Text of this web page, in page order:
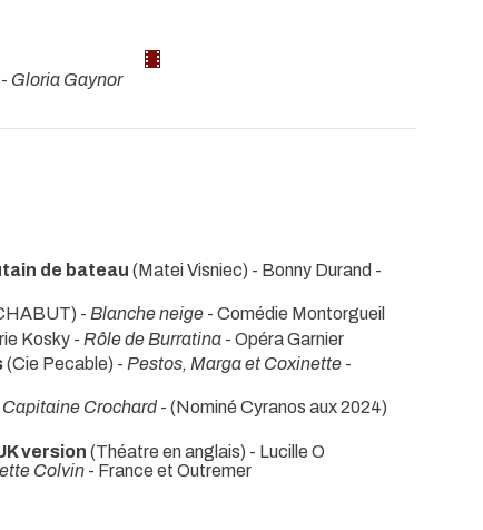
Gloria Gaynor
de bateau (Matei Visniec) - Bonny Durand -
- Blanche neige - Comédie Montorgueil
Kosky - Rôle de Burratina - Opéra Garnier
(Cie Pecable) - Pestos, Marga et Coxinette -
Capitaine Crochard- (Nominé Cyranos aux 2024)
version (Théatre en anglais) - Lucille O
Colvin - France et Outremer